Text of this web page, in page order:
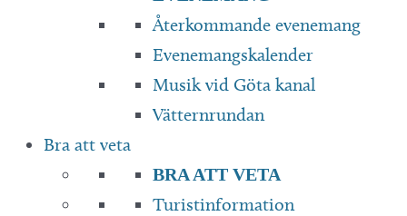
Återkommande evenemang
Evenemangskalender
Musik vid Göta kanal
Vätternrundan
Bra att veta
BRA ATT VETA
Turistinformation